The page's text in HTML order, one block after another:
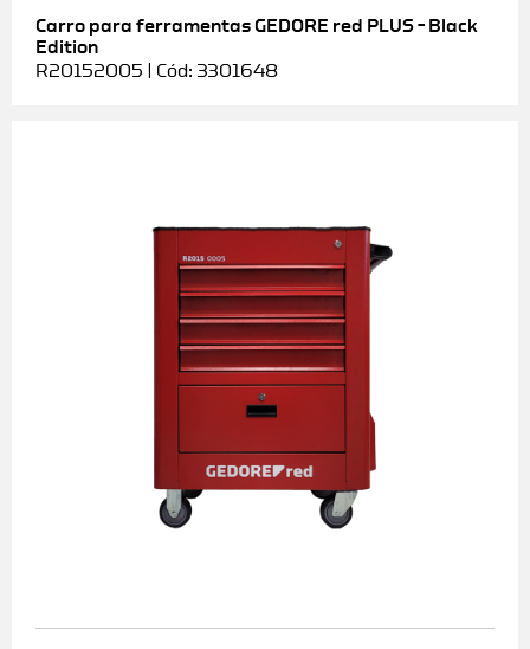
Carro para ferramentas GEDORE red PLUS – Black
Edition
R20152005 | Cód: 3301648